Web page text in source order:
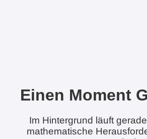
Einen Moment
Im Hintergrund läuft
mathematische